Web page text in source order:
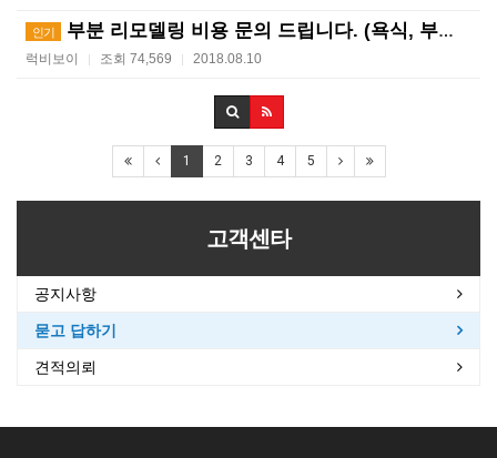
인기 부분 리모델링 비용 문의 드립니다. (욕식, 부엌, 방…
럭비보이 | 조회 74,569 | 2018.08.10
1 2 3 4 5
고객센타
공지사항
묻고 답하기
견적의뢰